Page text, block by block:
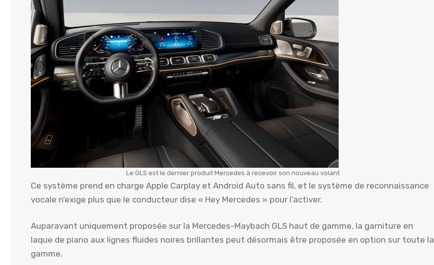
Le GLS est le dernier produit Mercedes à recevoir son nouveau volant
Ce système prend en charge Apple Carplay et Android Auto sans fil, et le système de reconnaissance
vocale n’exige plus que le conducteur dise « Hey Mercedes » pour l’activer.
Auparavant uniquement proposée sur la Mercedes-Maybach GLS haut de gamme, la garniture en
laque de piano aux lignes fluides noires brillantes peut désormais être proposée en option sur toute la
gamme.